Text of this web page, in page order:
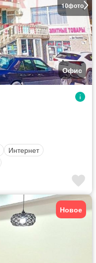
10фото
Офис
Интернет
Новое